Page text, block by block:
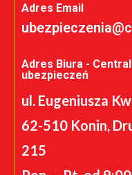
Adres Email
Adres Biura -
ubezpieczeń
ul. Eugeniusza
62-510 Konin,
215